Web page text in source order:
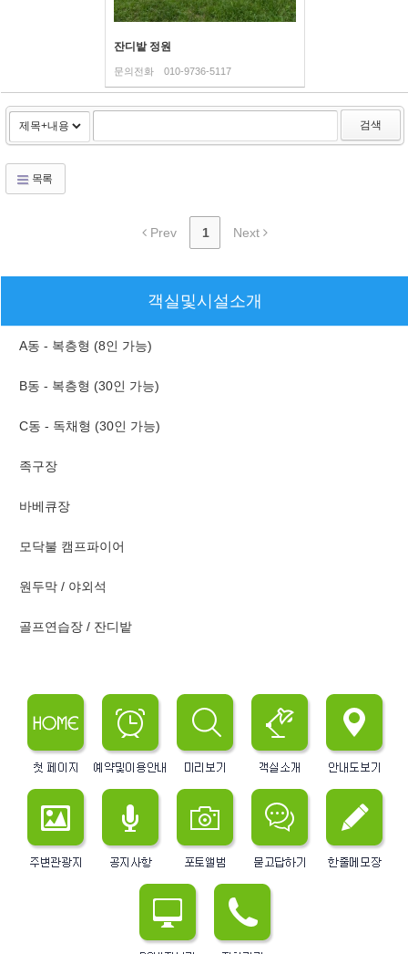
잔디밭 정원
문의전화 010-9736-5117
검색
목록
Prev 1 Next
객실및시설소개
A동 - 복층형 (8인 가능)
B동 - 복층형 (30인 가능)
C동 - 독채형 (30인 가능)
족구장
바베큐장
모닥불 캠프파이어
원두막 / 야외석
골프연습장 / 잔디밭